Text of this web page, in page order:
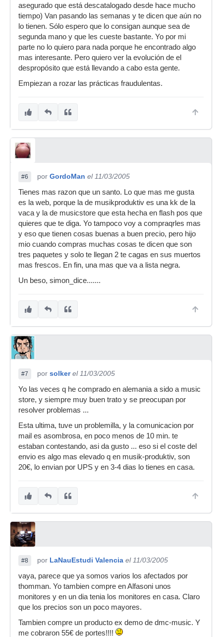
asegurado que está descatalogado desde hace mucho
tiempo) Van pasando las semanas y te dicen que aún no
lo tienen. Sólo espero que lo consigan aunque sea de
segunda mano y que les cueste bastante. Yo por mi
parte no lo quiero para nada porque he encontrado algo
mas interesante. Pero quiero ver la evolución de el
despropósito que está llevando a cabo esta gente.
Empiezan a rozar las prácticas fraudulentas.
#6 por GordoMan el 11/03/2005
Tienes mas razon que un santo. Lo que mas me gusta
es la web, porque la de musikproduktiv es una kk de la
vaca y la de musicstore que esta hecha en flash pos que
quieres que te diga. Yo tampoco voy a compraqrles mas
y eso que tienen cosas buenas a buen precio, pero hijo
mio cuando compras muchas cosas te dicen que son
tres paquetes y solo te llegan 2 te cagas en sus muertos
mas frescos. En fin, una mas que va a lista negra.
Un beso, simon_dice.......
#7 por solker el 11/03/2005
Yo las veces q he comprado en alemania a sido a music
store, y siempre muy buen trato y se preocupan por
resolver problemas ...
Esta ultima, tuve un problemilla, y la comunicacion por
mail es asombrosa, en poco menos de 10 min. te
estaban contestando, asi da gusto ... eso si el coste del
envio es algo mas elevado q en musik-produktiv, son
20€, lo envian por UPS y en 3-4 dias lo tienes en casa.
#8 por LaNauEstudi Valencia el 11/03/2005
vaya, parece que ya somos varios los afectados por
thomman. Yo tambien compre en Alfasoni unos
monitores y en un dia tenia los monitores en casa. Claro
que los precios son un poco mayores.
Tambien compre un producto ex demo de dmc-music. Y
me cobraron 55€ de portes!!!!